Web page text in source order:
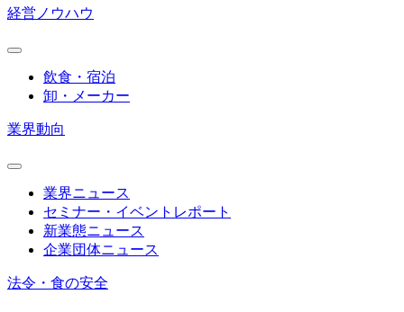
経営ノウハウ
飲食・宿泊
卸・メーカー
業界動向
業界ニュース
セミナー・イベントレポート
新業態ニュース
企業団体ニュース
法令・食の安全